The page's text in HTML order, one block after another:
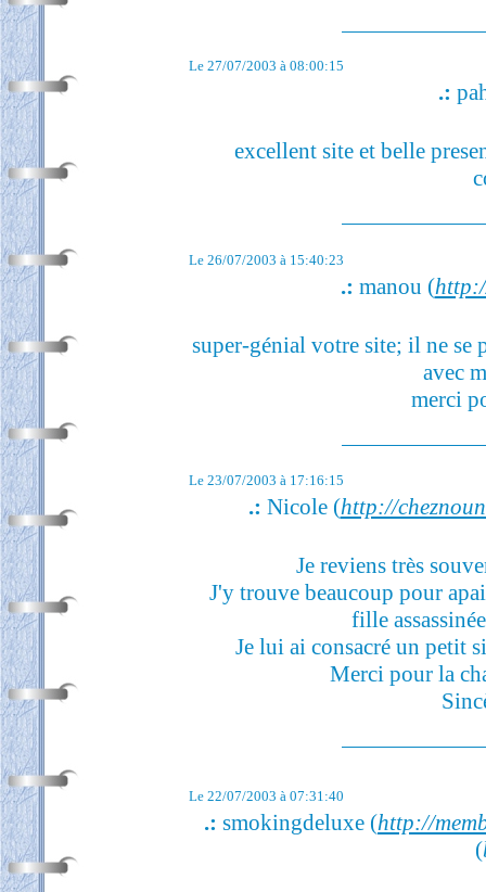
Le 27/07/2003 à 08:00:15
.:
excellent site et belle
Le 26/07/2003 à 15:40:23
.: manou (
super-génial votre site; il ne se
avec
merci
Le 23/07/2003 à 17:16:15
.: Nicole (http://
Je reviens très
J'y trouve beaucoup pour
fille
Je lui ai consacré un petit
Merci pour la
Le 22/07/2003 à 07:31:40
.: smokingdeluxe (http://
(